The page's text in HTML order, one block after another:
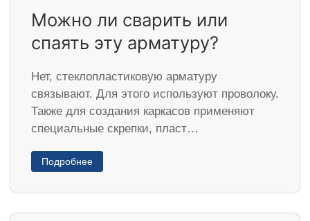
Можно ли сварить или
спаять эту арматуру?
Нет, стеклопластиковую арматуру
связывают. Для этого используют проволоку.
Также для создания каркасов применяют
специальные скрепки, пласт…
Подробнее